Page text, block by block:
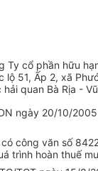
Ty cổ phần hữu
lộ 51, Ấp 2, xã
hải quan Bà Rịa -
ngày 20/10/
công văn số
trình hoàn thuế